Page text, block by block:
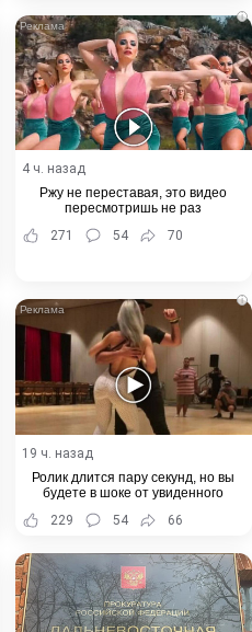
i
4 ч. назад
Ржу не переставая, это видео
пересмотришь не раз
271
54 70
i
19 ч. назад
Ролик длится пару секунд, но вы
будете в шоке от увиденного
229
54 66